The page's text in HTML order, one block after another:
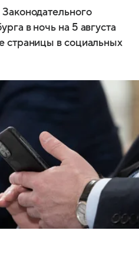
в ночь на 5 августа
страницы в социальных